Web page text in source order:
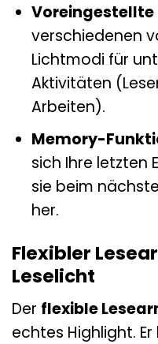
Voreingestellte
verschiedenen
Lichtmodi für
Aktivitäten
Arbeiten).
Memory-
sich Ihre letzten
sie beim
her.
Flexibler
Leselicht
Der flexible
echtes Highlight.